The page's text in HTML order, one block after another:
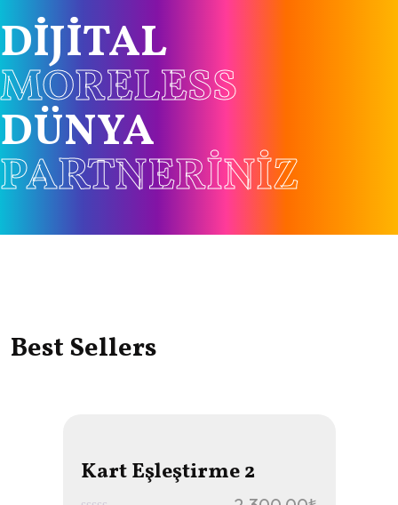
DIJITAL
MORELESS
DÜNYA
PARTNERINIZ
Best Sellers
Kart Eşleştirme 2